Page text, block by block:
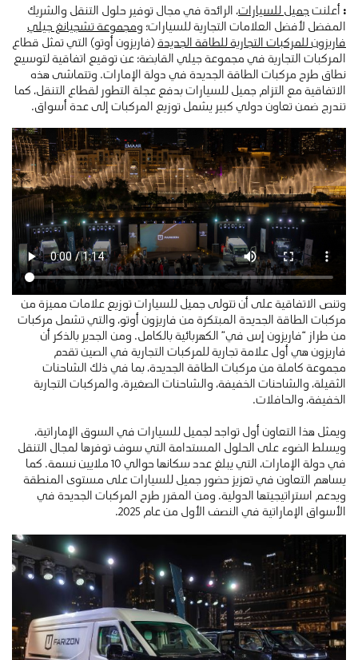
: أعلنتجميل للسيارات، الرائدة في مجال توفير حلول التنقل والشريك
المفضل لأفضل العلامات التجارية للسيارات؛ ومجموعة تشجيانغ جيلي
فاريزون للمركبات التجارية للطاقة الجديدة(فاريزون أوتو) التي تمثل قطاع
المركبات التجارية في مجموعة جيلي القابضة؛ عن توقيع اتفاقية لتوسيع
نطاق طرح مركبات الطاقة الجديدة في دولة الإمارات. وتتماشى هذه
الاتفاقية مع التزام جميل للسيارات بدفع عجلة التطور لقطاع التنقل، كما
تندرج ضمن تعاون دولي كبير يشمل توزيع المركبات إلى عدة أسواق.
وتنص الاتفاقية على أن تتولى جميل للسيارات توزيع علامات مميزة من
مركبات الطاقة الجديدة المبتكرة من فاريزون أوتو، والتي تشمل مركبات
من طراز “فاريزون إس في” الكهربائية بالكامل. ومن الجدير بالذكر أن
فاريزون هي أول علامة تجارية للمركبات التجارية في الصين تقدم
مجموعة كاملة من مركبات الطاقة الجديدة، بما في ذلك الشاحنات
الثقيلة، والشاحنات الخفيفة، والشاحنات الصغيرة، والمركبات التجارية
الخفيفة، والحافلات.
ويمثل هذا التعاون أول تواجد لجميل للسيارات في السوق الإماراتية،
ويسلط الضوء على الحلول المستدامة التي سوف توفرها لمجال التنقل
في دولة الإمارات، التي يبلغ عدد سكانها حوالي 10 ملايين نسمة. كما
يساهم التعاون في تعزيز حضور جميل للسيارات على مستوى المنطقة
ويدعم استراتيجيتها الدولية. ومن المقرر طرح المركبات الجديدة في
الأسواق الإماراتية في النصف الأول من عام 2025.